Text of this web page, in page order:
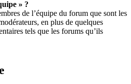
» ?
de l’équipe du forum que sont les
en plus de quelques
tels que les forums qu’ils